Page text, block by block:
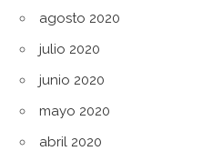
agosto 2020
julio 2020
junio 2020
mayo 2020
abril 2020